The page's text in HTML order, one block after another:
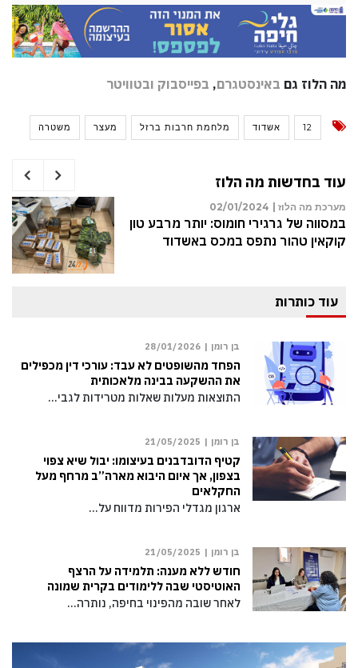
מה הלוז גם באינסטגרם, בפייסבוק ובטוויטר
12 אשדוד מלחמת חרבות ברזל מעצר משטרה
עוד בחדשות מה הלוז
מערכת מה הלוז | 02/01/2024
במסווה של גרגירי חומוס: יותר מרבע טון
קוקאין טהור נתפס במכס באשדוד
עוד כותרות
בן רומן | 28/01/2026
הפחד מהשופטים לא עבד: עורכי דין מכפילים
את ההשקעה בבינה מלאכותית
התוצאות מעלות שאלות מטרידות לגבי…
בן רומן | 21/05/2025
קטיף הדובדבנים בעיצומו: יבול שיא צפוי
בצפון, אך איום היבוא מארה”ב מרחף מעל
החקלאים
ארגון מגדלי הפירות מדווח על…
בן רומן | 21/05/2025
חודש ללא מענה: תלמידה על הרצף
האוטיסטי שבה ללימודים בקרית שמונה
לאחר שובה מהפינוי בחיפה, נותרה…